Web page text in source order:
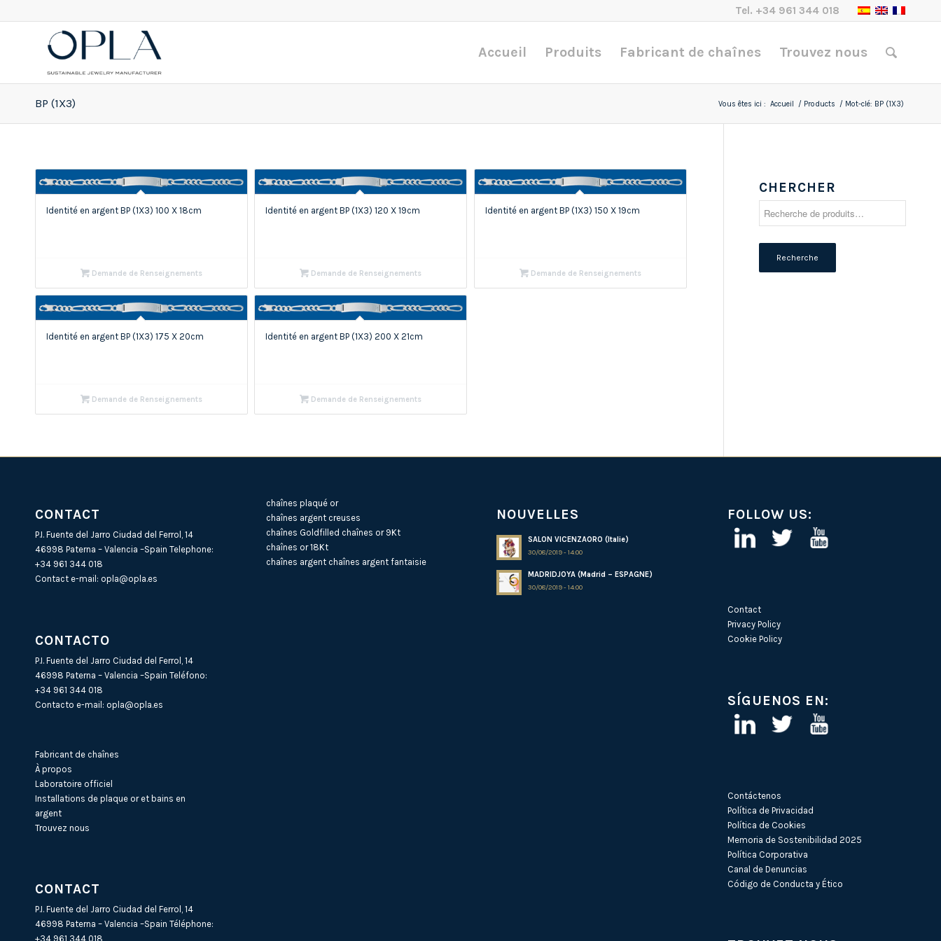
Tel. +34 961 344 018
Accueil Produits Fabricant de chaînes Trouvez nous
BP (1X3) Vous êtes ici : Accueil / Products / Mot-clé: BP (1X3)
Identité en argent BP (1X3) 100 X 18cm
Demande de Renseignements
Identité en argent BP (1X3) 120 X 19cm
Demande de Renseignements
Identité en argent BP (1X3) 150 X 19cm
Demande de Renseignements
Identité en argent BP (1X3) 175 X 20cm
Demande de Renseignements
Identité en argent BP (1X3) 200 X 21cm
Demande de Renseignements
CHERCHER
Recherche
CONTACT
P.I. Fuente del Jarro Ciudad del Ferrol, 14
46998 Paterna – Valencia –Spain Telephone:
+34 961 344 018
Contact e-mail: opla@opla.es
CONTACTO
P.I. Fuente del Jarro Ciudad del Ferrol, 14
46998 Paterna – Valencia –Spain Teléfono:
+34 961 344 018
Contacto e-mail: opla@opla.es
Fabricant de chaînes
À propos
Laboratoire officiel
Installations de plaque or et bains en
argent
Trouvez nous
CONTACT
P.I. Fuente del Jarro Ciudad del Ferrol, 14
46998 Paterna – Valencia –Spain Téléphone:
+34 961 344 018
chaînes plaqué or
chaînes argent creuses
chaînes Goldfilled chaînes or 9Kt
chaînes or 18Kt
chaînes argent chaînes argent fantaisie
NOUVELLES
SALON VICENZAORO (Italie)
30/08/2019 - 14:00
MADRIDJOYA (Madrid – ESPAGNE)
30/08/2019 - 14:00
FOLLOW US:
Contact
Privacy Policy
Cookie Policy
SÍGUENOS EN:
Contáctenos
Política de Privacidad
Política de Cookies
Memoria de Sostenibilidad 2025
Política Corporativa
Canal de Denuncias
Código de Conducta y Ético